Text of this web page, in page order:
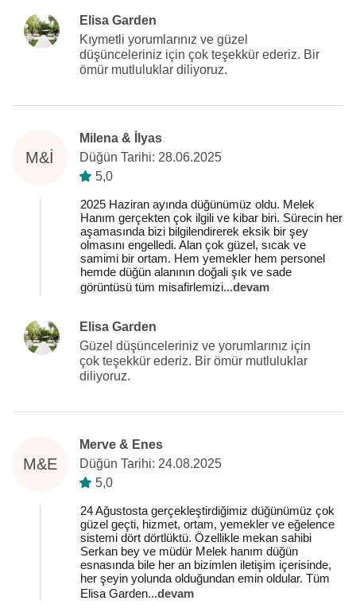
Elisa Garden
Kıymetli yorumlarınız ve güzel
düşünceleriniz için çok teşekkür ederiz. Bir
ömür mutluluklar diliyoruz.
M&İ
Milena & İlyas
Düğün Tarihi: 28.06.2025
5,0
2025 Haziran ayında düğünümüz oldu. Melek
Hanım gerçekten çok ilgili ve kibar biri. Sürecin her
aşamasında bizi bilgilendirerek eksik bir şey
olmasını engelledi. Alan çok güzel, sıcak ve
samimi bir ortam. Hem yemekler hem personel
hemde düğün alanının doğali şık ve sade
görüntüsü tüm misafirlemizi...devam
Elisa Garden
Güzel düşünceleriniz ve yorumlarınız için
çok teşekkür ederiz. Bir ömür mutluluklar
diliyoruz.
M&E
Merve & Enes
Düğün Tarihi: 24.08.2025
5,0
24 Ağustosta gerçekleştirdiğimiz düğünümüz çok
güzel geçti, hizmet, ortam, yemekler ve eğelence
sistemi dört dörtlüktü. Özellikle mekan sahibi
Serkan bey ve müdür Melek hanım düğün
esnasında bile her an bizimlen iletişim içerisinde,
her şeyin yolunda olduğundan emin oldular. Tüm
Elisa Garden...devam